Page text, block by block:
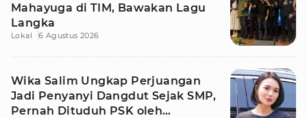
Mahayuga di TIM, Bawakan Lagu
Langka
Lokal 6 Agustus 2026
Wika Salim Ungkap Perjuangan
Jadi Penyanyi Dangdut Sejak SMP,
Pernah Dituduh PSK oleh